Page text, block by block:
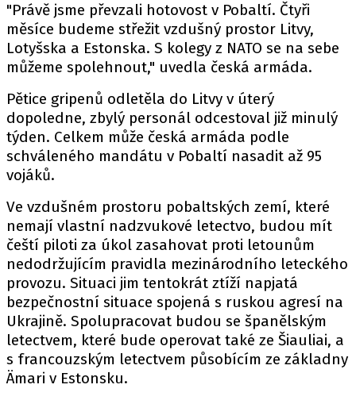
"Právě jsme převzali hotovost v Pobaltí. Čtyři
měsíce budeme střežit vzdušný prostor Litvy,
Lotyšska a Estonska. S kolegy z NATO se na sebe
můžeme spolehnout," uvedla česká armáda.
Pětice gripenů odletěla do Litvy v úterý
dopoledne, zbylý personál odcestoval již minulý
týden. Celkem může česká armáda podle
schváleného mandátu v Pobaltí nasadit až 95
vojáků.
Ve vzdušném prostoru pobaltských zemí, které
nemají vlastní nadzvukové letectvo, budou mít
čeští piloti za úkol zasahovat proti letounům
nedodržujícím pravidla mezinárodního leteckého
provozu. Situaci jim tentokrát ztíží napjatá
bezpečnostní situace spojená s ruskou agresí na
Ukrajině. Spolupracovat budou se španělským
letectvem, které bude operovat také ze Šiauliai, a
s francouzským letectvem působícím ze základny
Ämari v Estonsku.